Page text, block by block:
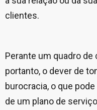
clientes.
Perante um quadro
portanto, o dever de
burocracia, o que
de um plano de